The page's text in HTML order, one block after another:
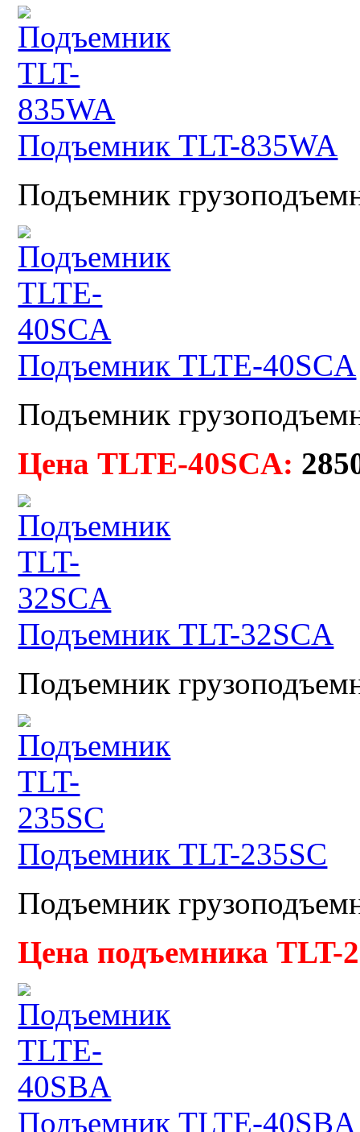
Подъемник TLT-835WA
Подъемник
Подъемник TLTE-40SCA
Подъемник
Цена TLTE-40SCA:
Подъемник TLT-32SCA
Подъемник
Подъемник TLT-235SC
Подъемник
Цена подъемника TLT-
Подъемник TLTE-40SBA